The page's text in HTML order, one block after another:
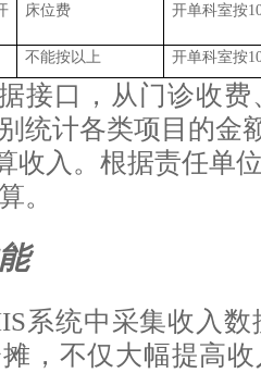
床位费 开单科室按
不能按以上 开单科室按
接口，从门诊收
统计各类项目的金
收入。根据责任单
。
系统中采集收入
，不仅大幅提高